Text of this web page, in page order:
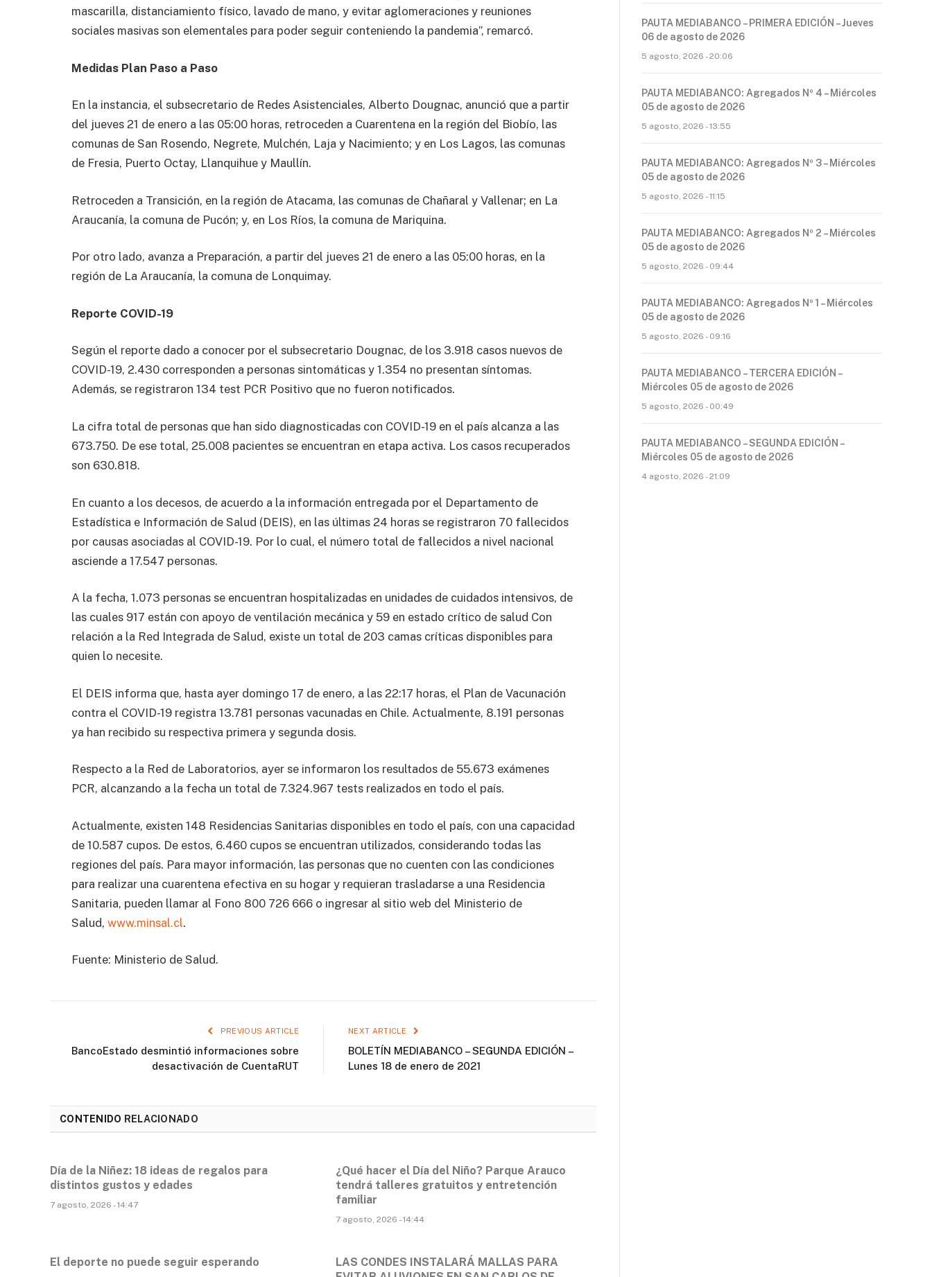
mascarilla, distanciamiento físico, lavado de mano, y evitar aglomeraciones y reuniones
sociales masivas son elementales para poder seguir conteniendo la pandemia”, remarcó.
Medidas Plan Paso a Paso
En la instancia, el subsecretario de Redes Asistenciales, Alberto Dougnac, anunció que a partir
del jueves 21 de enero a las 05:00 horas, retroceden a Cuarentena en la región del Biobío, las
comunas de San Rosendo, Negrete, Mulchén, Laja y Nacimiento; y en Los Lagos, las comunas
de Fresia, Puerto Octay, Llanquihue y Maullín.
Retroceden a Transición, en la región de Atacama, las comunas de Chañaral y Vallenar; en La
Araucanía, la comuna de Pucón; y, en Los Ríos, la comuna de Mariquina.
Por otro lado, avanza a Preparación, a partir del jueves 21 de enero a las 05:00 horas, en la
región de La Araucanía, la comuna de Lonquimay.
Reporte COVID-19
Según el reporte dado a conocer por el subsecretario Dougnac, de los 3.918 casos nuevos de
COVID-19, 2.430 corresponden a personas sintomáticas y 1.354 no presentan síntomas.
Además, se registraron 134 test PCR Positivo que no fueron notificados.
La cifra total de personas que han sido diagnosticadas con COVID-19 en el país alcanza a las
673.750. De ese total, 25.008 pacientes se encuentran en etapa activa. Los casos recuperados
son 630.818.
En cuanto a los decesos, de acuerdo a la información entregada por el Departamento de
Estadística e Información de Salud (DEIS), en las últimas 24 horas se registraron 70 fallecidos
por causas asociadas al COVID-19. Por lo cual, el número total de fallecidos a nivel nacional
asciende a 17.547 personas.
A la fecha, 1.073 personas se encuentran hospitalizadas en unidades de cuidados intensivos, de
las cuales 917 están con apoyo de ventilación mecánica y 59 en estado crítico de salud Con
relación a la Red Integrada de Salud, existe un total de 203 camas críticas disponibles para
quien lo necesite.
El DEIS informa que, hasta ayer domingo 17 de enero, a las 22:17 horas, el Plan de Vacunación
contra el COVID-19 registra 13.781 personas vacunadas en Chile. Actualmente, 8.191 personas
ya han recibido su respectiva primera y segunda dosis.
Respecto a la Red de Laboratorios, ayer se informaron los resultados de 55.673 exámenes
PCR, alcanzando a la fecha un total de 7.324.967 tests realizados en todo el país.
Actualmente, existen 148 Residencias Sanitarias disponibles en todo el país, con una capacidad
de 10.587 cupos. De estos, 6.460 cupos se encuentran utilizados, considerando todas las
regiones del país. Para mayor información, las personas que no cuenten con las condiciones
para realizar una cuarentena efectiva en su hogar y requieran trasladarse a una Residencia
Sanitaria, pueden llamar al Fono 800 726 666 o ingresar al sitio web del Ministerio de
Salud, www.minsal.cl.
Fuente: Ministerio de Salud.
PREVIOUS ARTICLE
BancoEstado desmintió informaciones sobre
desactivación de CuentaRUT
NEXT ARTICLE
BOLETÍN MEDIABANCO – SEGUNDA EDICIÓN –
Lunes 18 de enero de 2021
CONTENIDO RELACIONADO
Día de la Niñez: 18 ideas de regalos para
distintos gustos y edades
7 agosto, 2026 - 14:47
¿Qué hacer el Día del Niño? Parque Arauco
tendrá talleres gratuitos y entretención
familiar
7 agosto, 2026 - 14:44
El deporte no puede seguir esperando
LAS CONDES INSTALARÁ MALLAS PARA
PAUTA MEDIABANCO – PRIMERA EDICIÓN – Jueves
06 de agosto de 2026
5 agosto, 2026 - 20:06
PAUTA MEDIABANCO: Agregados Nº 4 – Miércoles
05 de agosto de 2026
5 agosto, 2026 - 13:55
PAUTA MEDIABANCO: Agregados Nº 3 – Miércoles
05 de agosto de 2026
5 agosto, 2026 - 11:15
PAUTA MEDIABANCO: Agregados Nº 2 – Miércoles
05 de agosto de 2026
5 agosto, 2026 - 09:44
PAUTA MEDIABANCO: Agregados Nº 1 – Miércoles
05 de agosto de 2026
5 agosto, 2026 - 09:16
PAUTA MEDIABANCO – TERCERA EDICIÓN –
Miércoles 05 de agosto de 2026
5 agosto, 2026 - 00:49
PAUTA MEDIABANCO – SEGUNDA EDICIÓN –
Miércoles 05 de agosto de 2026
4 agosto, 2026 - 21:09